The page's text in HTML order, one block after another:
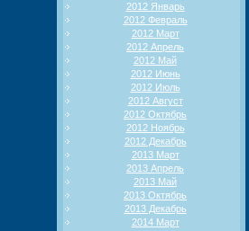
2012 Январь
2012 Февраль
2012 Март
2012 Апрель
2012 Май
2012 Июнь
2012 Июль
2012 Август
2012 Октябрь
2012 Ноябрь
2012 Декабрь
2013 Март
2013 Апрель
2013 Май
2013 Октябрь
2013 Декабрь
2014 Март